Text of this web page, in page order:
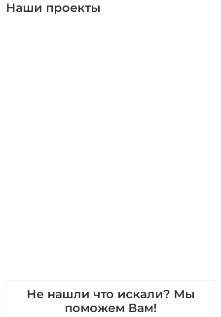
Наши проекты
Не нашли что искали? Мы
поможем Вам!